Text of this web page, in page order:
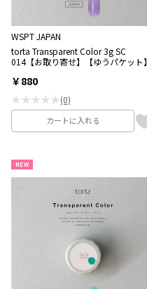
WSPT JAPAN
torta Transparent Color 3g SC
014【お取り寄せ】【ゆうパケット】
￥880
★★★★★(0)
カートに入れる
NEW